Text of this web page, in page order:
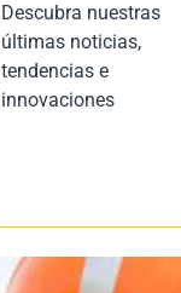
Descubra nuestras
últimas noticias,
tendencias e
innovaciones